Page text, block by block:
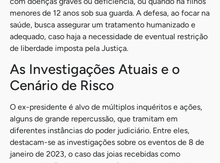
menores de 12 anos sob sua guarda. A defesa, ao focar na
saúde, busca assegurar um tratamento humanizado e
adequado, caso haja a necessidade de eventual restrição
de liberdade imposta pela Justiça.
As Investigações Atuais e o
Cenário de Risco
O ex-presidente é alvo de múltiplos inquéritos e ações,
alguns de grande repercussão, que tramitam em
diferentes instâncias do poder judiciário. Entre eles,
destacam-se as investigações sobre os eventos de 8 de
janeiro de 2023, o caso das joias recebidas como